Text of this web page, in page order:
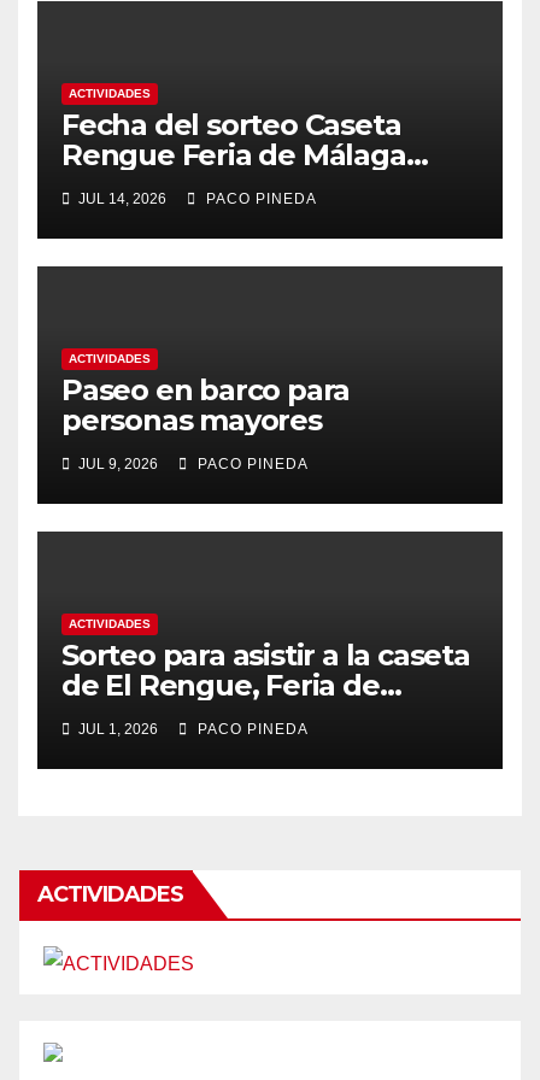
ACTIVIDADES
Fecha del sorteo Caseta
Rengue Feria de Málaga
2026
JUL 14, 2026 PACO PINEDA
ACTIVIDADES
Paseo en barco para
personas mayores
JUL 9, 2026 PACO PINEDA
ACTIVIDADES
Sorteo para asistir a la caseta
de El Rengue, Feria de
Málaga 2026
JUL 1, 2026 PACO PINEDA
ACTIVIDADES